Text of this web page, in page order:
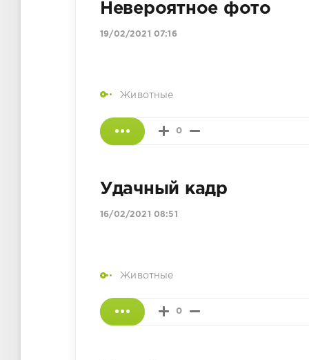
Невероятное фото
19/02/2021 07:16
Животные
0
Удачный кадр
16/02/2021 08:51
Животные
0